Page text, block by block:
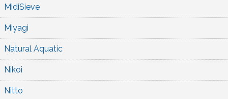
MidiSieve
Miyagi
Natural Aquatic
Nikoi
Nitto